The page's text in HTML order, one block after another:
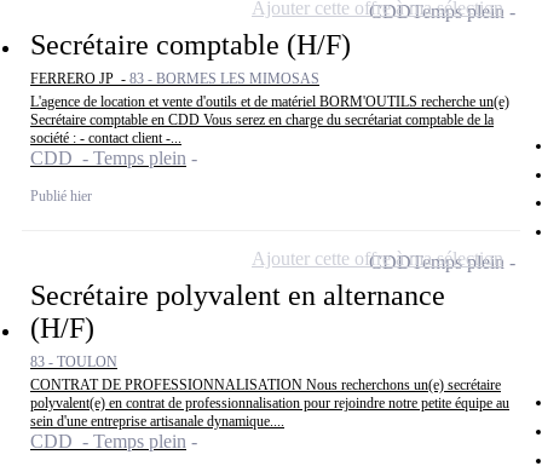
Secrétaire comptable (H/F)
FERRERO JP - 83 - BORMES LES MIMOSAS
L'agence de location et vente d'outils et de matériel BORM'OUTILS recherche un(e)
Secrétaire comptable en CDD Vous serez en charge du secrétariat comptable de la
société : - contact client -...
CDD - Temps plein
Publié hier
CDDTemps plein
Ajouter cette offre à ma sélection
Secrétaire polyvalent en alternance
(H/F)
83 - TOULON
CONTRAT DE PROFESSIONNALISATION Nous recherchons un(e) secrétaire
polyvalent(e) en contrat de professionnalisation pour rejoindre notre petite équipe au
sein d'une entreprise artisanale dynamique....
CDD - Temps plein
CDDTemps plein
Ajouter cette offre à ma sélection